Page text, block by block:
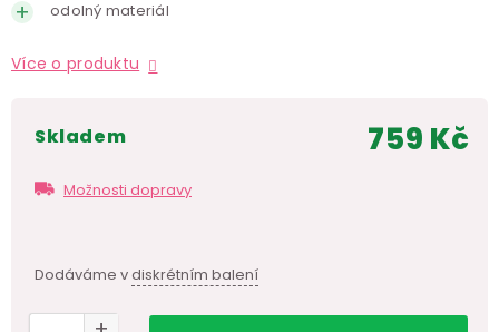
odolný materiál
Více o produktu
skladem
Možnosti dopravy
Dodáváme vdiskrétním balení
759 Kč